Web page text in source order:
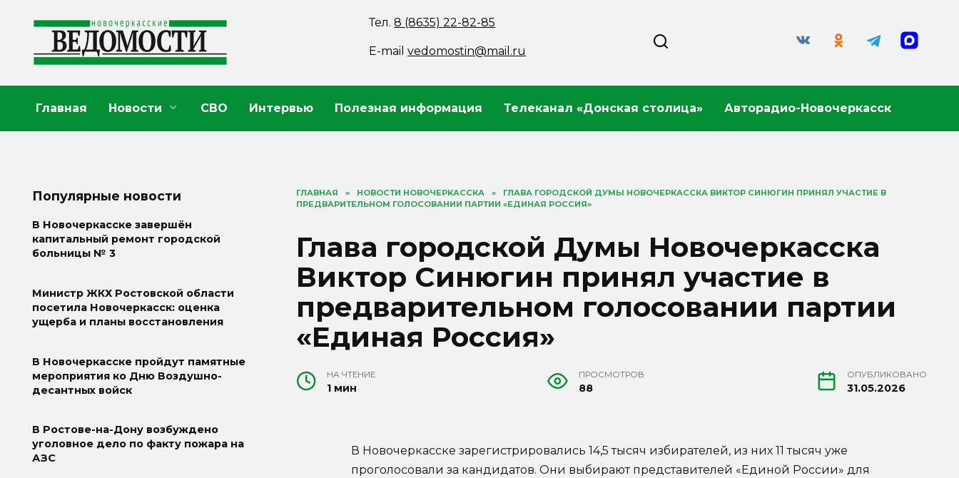
содержанию
Тел.8 (8635) 22-82-85
E-mailvedomostin@mail.ru
Главная Новости СВО Интервью Полезная информация Телеканал «Донская столица» Авторадио-Новочеркасск
ГЛАВНАЯ » НОВОСТИ НОВОЧЕРКАССКА »
ГЛАВА ГОРОДСКОЙ ДУМЫ НОВОЧЕРКАССКА ВИКТОР СИНЮГИН ПРИНЯЛ УЧАСТИЕ В
ПРЕДВАРИТЕЛЬНОМ ГОЛОСОВАНИИ ПАРТИИ «ЕДИНАЯ РОССИЯ»
Глава городской Думы Новочеркасска
Виктор Синюгин принял участие в
предварительном голосовании партии
«Единая Россия»
НА ЧТЕНИЕ
1 мин
ПРОСМОТРОВ
88
ОПУБЛИКОВАНО
31.05.2026
В Новочеркасске зарегистрировались 14,5 тысяч избирателей, из них 11 тысяч уже
проголосовали за кандидатов. Они выбирают представителей «Единой России» для
Популярные новости
В Новочеркасске завершён
капитальный ремонт городской
больницы № 3
Министр ЖКХ Ростовской области
посетила Новочеркасск: оценка
ущерба и планы восстановления
В Новочеркасске пройдут памятные
мероприятия ко Дню Воздушно-
десантных войск
В Ростове-на-Дону возбуждено
уголовное дело по факту пожара на
АЗС